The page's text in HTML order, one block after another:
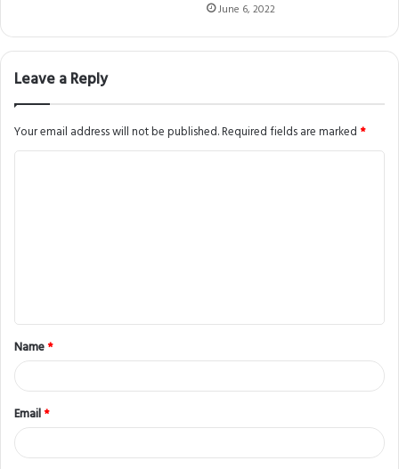
June 6, 2022
Leave a Reply
Your email address will not be published.Required fields are marked *
t
*
Name*
Email*